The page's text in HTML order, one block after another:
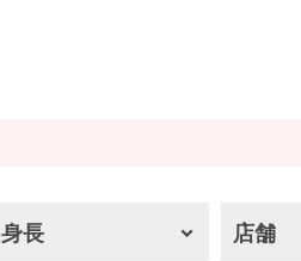
身長 店舗